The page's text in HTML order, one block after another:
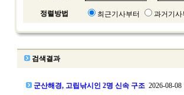
정렬방법 최근기사부터 과거기사
검색결과
군산해경, 고립낚시인 2명 신속 구조 2026-08-08